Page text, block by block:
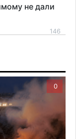
не дали
146
в
новые
200
на
0